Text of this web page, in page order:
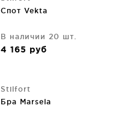
Спот Vekta
В наличии 20 шт.
4 165 руб
Stilfort
Бра Marsela